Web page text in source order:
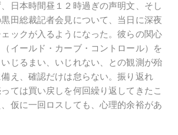
日本時間昼１２時過ぎの声明文、そし
田総裁記者会見について、当日に深夜
ックが入るようになった。彼らの関心
イールド・カーブ・コントロール）を
じるまい、いじれない、との観測が殆
え、確認だけは怠らない。振り返れ
ては買い戻しを何回繰り返してきたこ
仮に一回ロスしても、心理的余裕があ